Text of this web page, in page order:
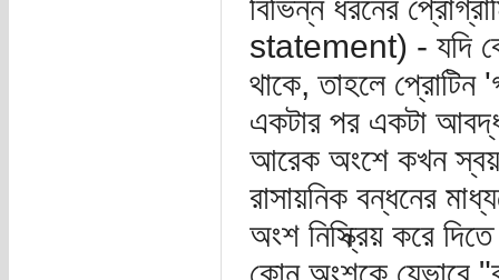
বিভিন্ন ধরনের
statement) - যদি
থাকে, তাহলে
একটার পর একটা
আরেক অংশে কখন
রাসায়নিক বন্ধনের
অংশ নিস্ক্রিয় করে